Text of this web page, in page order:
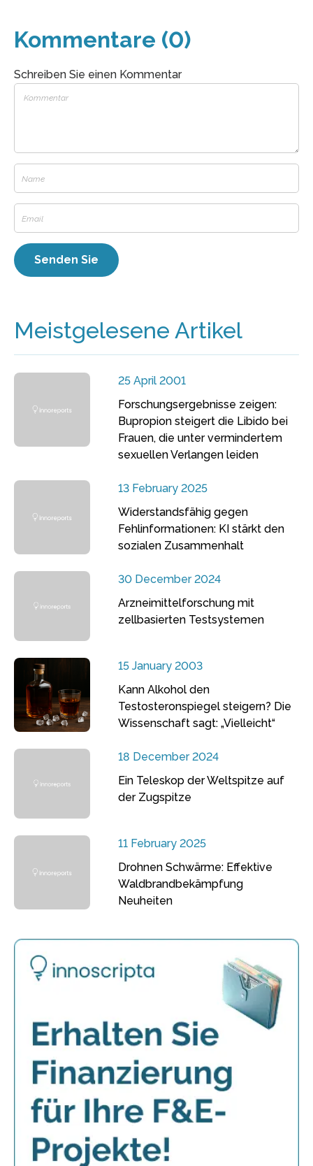
Kommentare (0)
Schreiben Sie einen Kommentar
Meistgelesene Artikel
25 April 2001
Forschungsergebnisse zeigen:
Bupropion steigert die Libido bei
Frauen, die unter vermindertem
sexuellen Verlangen leiden
13 February 2025
Widerstandsfähig gegen
Fehlinformationen: KI stärkt den
sozialen Zusammenhalt
30 December 2024
Arzneimittelforschung mit
zellbasierten Testsystemen
15 January 2003
Kann Alkohol den
Testosteronspiegel steigern? Die
Wissenschaft sagt: „Vielleicht“
18 December 2024
Ein Teleskop der Weltspitze auf
der Zugspitze
11 February 2025
Drohnen Schwärme: Effektive
Waldbrandbekämpfung
Neuheiten